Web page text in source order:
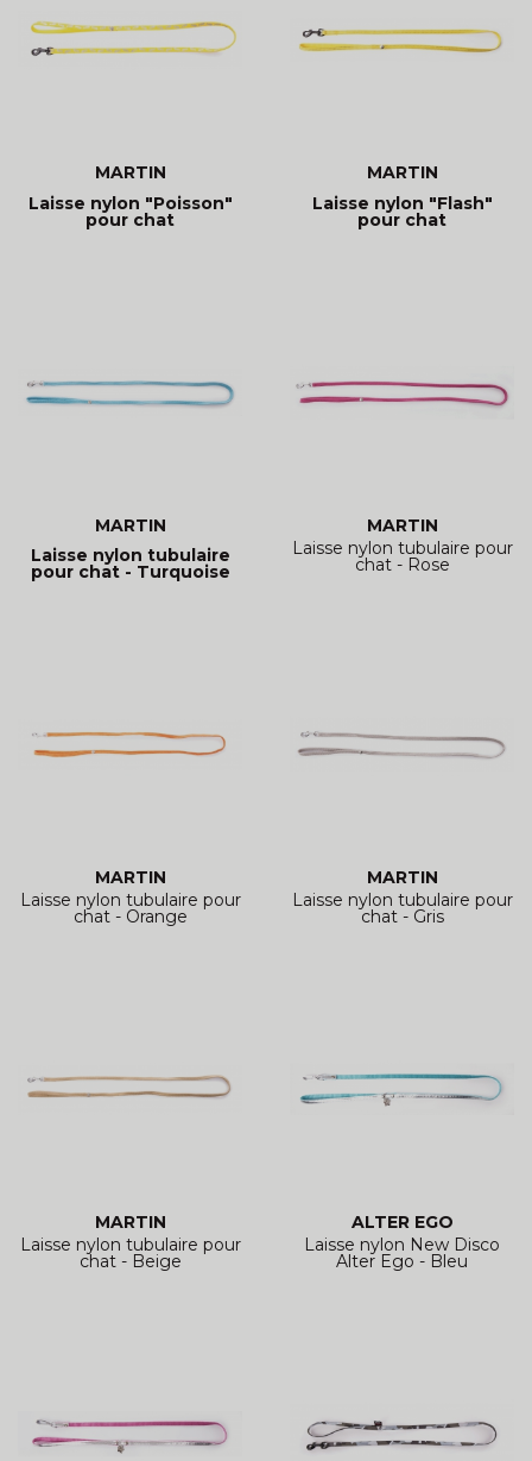
MARTIN
Laisse nylon "Poisson"
pour chat
MARTIN
Laisse nylon "Flash"
pour chat
MARTIN
Laisse nylon tubulaire
pour chat - Turquoise
MARTIN
Laisse nylon tubulaire pour
chat - Rose
MARTIN
Laisse nylon tubulaire pour
chat - Orange
MARTIN
Laisse nylon tubulaire pour
chat - Gris
MARTIN
Laisse nylon tubulaire pour
chat - Beige
ALTER EGO
Laisse nylon New Disco
Alter Ego - Bleu